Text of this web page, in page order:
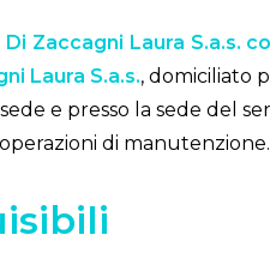
Zaccagni Laura S.a.s.
Laura S.a.s., domiciliato
e presso la sede del
di manutenzione.